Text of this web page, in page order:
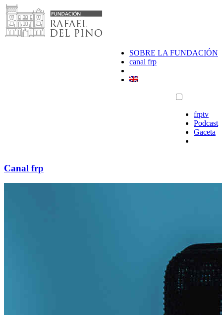
Saltar
al
contenido
SOBRE LA FUNDACIÓN
canal frp
frptv
Podcast
Gaceta
Canal frp